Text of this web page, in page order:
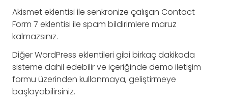
Akismet eklentisi ile senkronize çalışan Contact
Form 7 eklentisi ile spam bildirimlere maruz
kalmazsınız.
Diğer WordPress eklentileri gibi birkaç dakikada
sisteme dahil edebilir ve içeriğinde demo iletişim
formu üzerinden kullanmaya, geliştirmeye
başlayabilirsiniz.